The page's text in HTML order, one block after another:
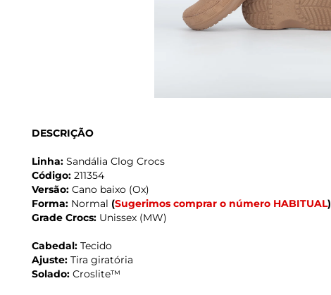
DESCRIÇÃO
Linha: Sandália Clog Crocs
Código: 211354
Versão: Cano baixo (Ox)
Forma: Normal (Sugerimos comprar o número HABITUAL)
Grade Crocs: Unissex (MW)
Cabedal: Tecido
Ajuste: Tira giratória
Solado: Croslite™